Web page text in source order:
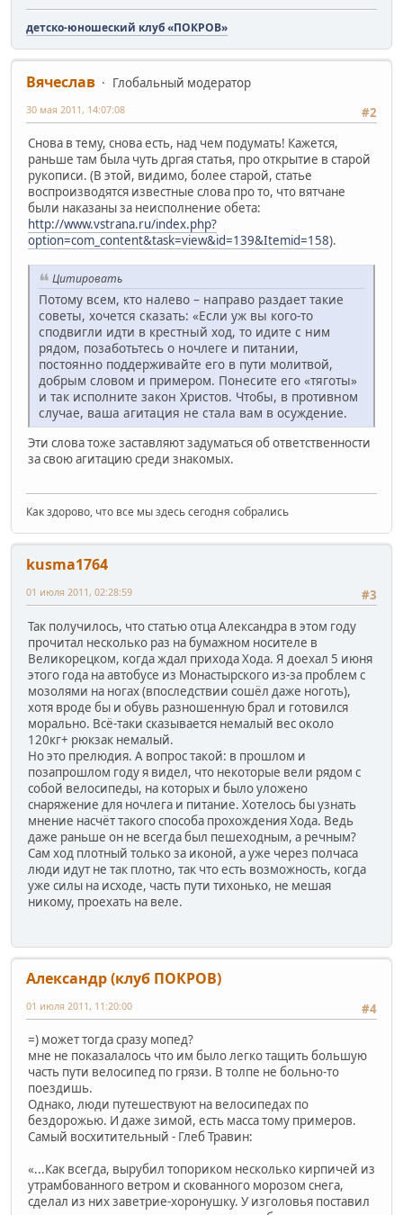
детско-юношеский клуб «ПОКРОВ»
Вячеслав
Глобальный модератор
#2
30 мая 2011, 14:07:08
Снова в тему, снова есть, над чем подумать! Кажется,
раньше там была чуть дргая статья, про открытие в старой
рукописи. (В этой, видимо, более старой, статье
воспроизводятся известные слова про то, что вятчане
были наказаны за неисполнение обета:
http://www.vstrana.ru/index.php?
option=com_content&task=view&id=139&Itemid=158).
Цитировать
Потому всем, кто налево – направо раздает такие
советы, хочется сказать: «Если уж вы кого-то
сподвигли идти в крестный ход, то идите с ним
рядом, позаботьтесь о ночлеге и питании,
постоянно поддерживайте его в пути молитвой,
добрым словом и примером. Понесите его «тяготы»
и так исполните закон Христов. Чтобы, в противном
случае, ваша агитация не стала вам в осуждение.
Эти слова тоже заставляют задуматься об ответственности
за свою агитацию среди знакомых.
Как здорово, что все мы здесь сегодня собрались
kusma1764
#3
01 июля 2011, 02:28:59
Так получилось, что статью отца Александра в этом году
прочитал несколько раз на бумажном носителе в
Великорецком, когда ждал прихода Хода. Я доехал 5 июня
этого года на автобусе из Монастырского из-за проблем с
мозолями на ногах (впоследствии сошёл даже ноготь),
хотя вроде бы и обувь разношенную брал и готовился
морально. Всё-таки сказывается немалый вес около
120кг+ рюкзак немалый.
Но это прелюдия. А вопрос такой: в прошлом и
позапрошлом году я видел, что некоторые вели рядом с
собой велосипеды, на которых и было уложено
снаряжение для ночлега и питание. Хотелось бы узнать
мнение насчёт такого способа прохождения Хода. Ведь
даже раньше он не всегда был пешеходным, а речным?
Сам ход плотный только за иконой, а уже через полчаса
люди идут не так плотно, так что есть возможность, когда
уже силы на исходе, часть пути тихонько, не мешая
никому, проехать на веле.
Александр (клуб ПОКРОВ)
#4
01 июля 2011, 11:20:00
=) может тогда сразу мопед?
мне не показалалось что им было легко тащить большую
часть пути велосипед по грязи. В толпе не больно-то
поездишь.
Однако, люди путешествуют на велосипедах по
бездорожью. И даже зимой, есть масса тому примеров.
Самый восхитительный - Глеб Травин:
«...Как всегда, вырубил топориком несколько кирпичей из
утрамбованного ветром и скованного морозом снега,
сделал из них заветрие-хоронушку. У изголовья поставил